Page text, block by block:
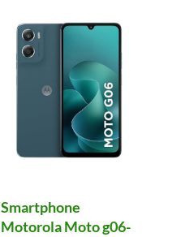
Smartphone
Motorola Moto g06-